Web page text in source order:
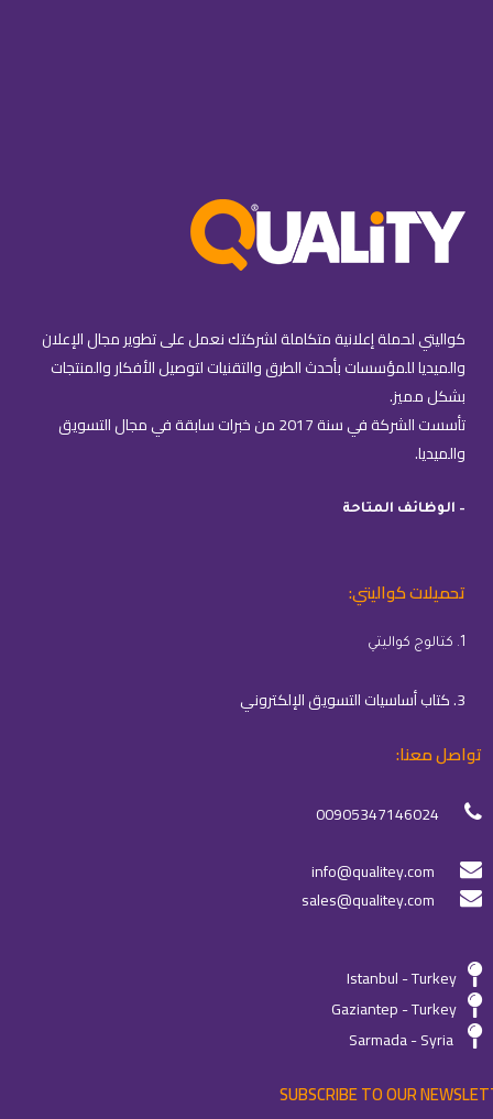
كواليتي لحملة إعلانية متكاملة لشركتك نعمل على تطوير مجال الإعلان
والميديا للمؤسسات بأحدث الطرق والتقنيات لتوصيل الأفكار والمنتجات
بشكل مميز.
تأسست الشركة في سنة 2017 من خبرات سابقة في مجال التسويق
والميديا.
– الوظائف المتاحة
تحميلات كواليتي:
1. كتالوج كواليتي
3. كتاب أساسيات التسويق الإلكتروني
تواصل معنا:
00905347146024
info@qualitey.com
sales@qualitey.com
Istanbul - Turkey
Gaziantep - Turkey
Sarmada - Syria
SUBSCRIBE TO OUR